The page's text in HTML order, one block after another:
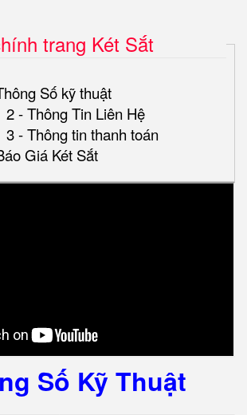
trang Két Sắt
Số kỹ thuật
2 - Thông Tin Liên Hệ
3 - Thông tin thanh toán
Giá Két Sắt
Số Kỹ Thuật